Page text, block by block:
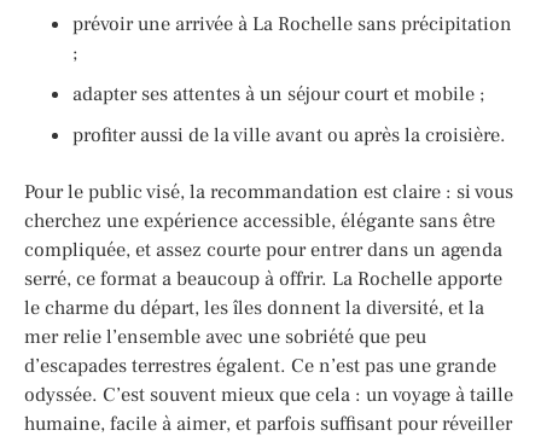
prévoir une arrivée à La Rochelle sans précipitation
;
adapter ses attentes à un séjour court et mobile ;
profiter aussi de la ville avant ou après la croisière.
Pour le public visé, la recommandation est claire : si vous
cherchez une expérience accessible, élégante sans être
compliquée, et assez courte pour entrer dans un agenda
serré, ce format a beaucoup à offrir. La Rochelle apporte
le charme du départ, les îles donnent la diversité, et la
mer relie l’ensemble avec une sobriété que peu
d’escapades terrestres égalent. Ce n’est pas une grande
odyssée. C’est souvent mieux que cela : un voyage à taille
humaine, facile à aimer, et parfois suffisant pour réveiller